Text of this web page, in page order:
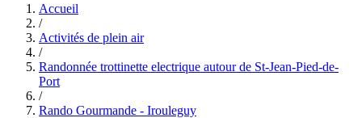
Accueil
/
Activités de plein air
/
Randonnée trottinette electrique autour de St-Jean-Pied-de-
Port
/
Rando Gourmande - Irouleguy